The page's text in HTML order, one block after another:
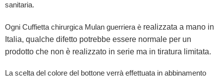
sanitaria.
Ogni Cuffietta chirurgica Mulan guerriera è realizzata a mano in
Italia, qualche difetto potrebbe essere normale per un
prodotto che non è realizzato in serie ma in tiratura limitata.
La scelta del colore del bottone verrà effettuata in abbinamento